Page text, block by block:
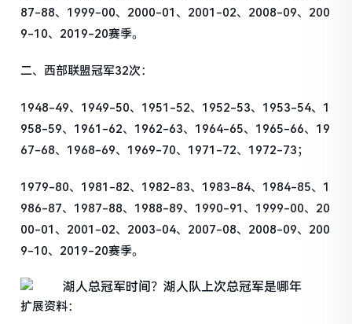
87-88、1999-00、2000-01、2001-02、2008-09、200
9-10、2019-20赛季。
二、西部联盟冠军32次：
1948-49、1949-50、1951-52、1952-53、1953-54、1
958-59、1961-62、1962-63、1964-65、1965-66、19
67-68、1968-69、1969-70、1971-72、1972-73；
1979-80、1981-82、1982-83、1983-84、1984-85、1
986-87、1987-88、1988-89、1990-91、1999-00、20
00-01、2001-02、2003-04、2007-08、2008-09、200
9-10、2019-20赛季。
扩展资料：